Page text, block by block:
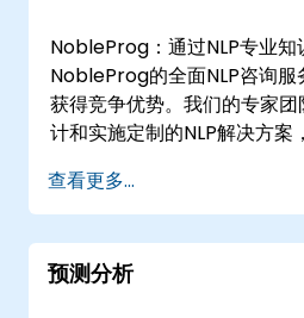
NobleProg：通过NLP专业知
NobleProg的全面NLP咨询服
获得竞争优势。我们的专家
计和实施定制的NLP解决方案
从文本源中提取有价值的数据
息。卓越的客户体验：个性
度。 我们提供：需求评估与
目标最相关的NLP应用。定制
查看更多...
预测分析